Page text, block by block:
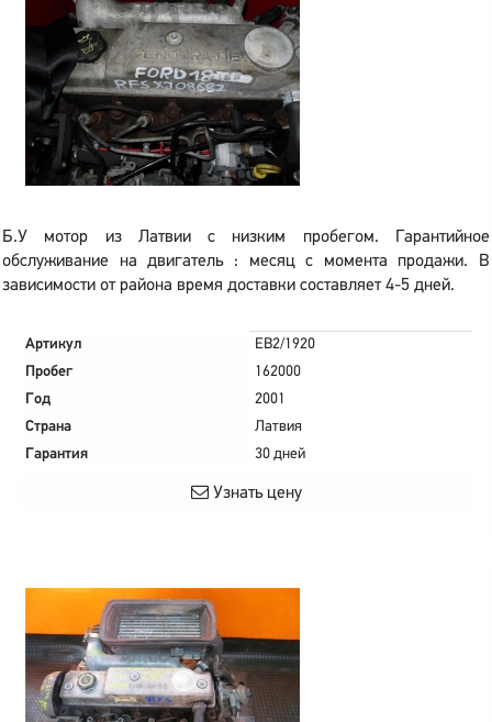
Б.У мотор из Латвии с низким пробегом. Гарантийное
обслуживание на двигатель : месяц с момента продажи. В
зависимости от района время доставки составляет 4-5 дней.
Артикул
EB2/1920
Пробег
162000
Год
2001
Страна
Латвия
Гарантия
30 дней
Узнать цену